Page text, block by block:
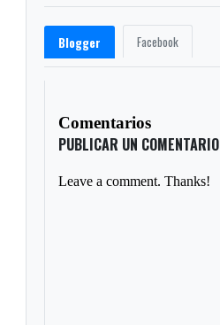
Blogger Facebook
Comentarios
PUBLICAR UN COMENTARIO
Leave a comment. Thanks!